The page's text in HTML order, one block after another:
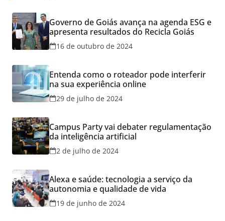
Governo de Goiás avança na agenda ESG e
apresenta resultados do Recicla Goiás
16 de outubro de 2024
Entenda como o roteador pode interferir
na sua experiência online
29 de julho de 2024
Campus Party vai debater regulamentação
da inteligência artificial
2 de julho de 2024
Alexa e saúde: tecnologia a serviço da
autonomia e qualidade de vida
19 de junho de 2024